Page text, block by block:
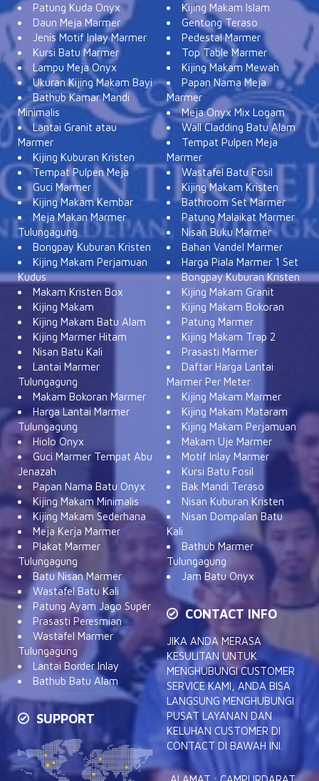
Patung Kuda Onyx
Daun Meja Marmer
Jenis Motif Inlay Marmer
Kursi Batu Marmer
Lampu Meja Onyx
Ukuran Kijing Makam Bayi
Bathub Kamar Mandi
Minimalis
Lantai Granit atau
Marmer
Kijing Kuburan Kristen
Tempat Pulpen Meja
Guci Marmer
Kijing Makam Kembar
Meja Makan Marmer
Tulungagung
Bongpay Kuburan Kristen
Kijing Makam Perjamuan
Kudus
Makam Kristen Box
Kijing Makam
Kijing Makam Batu Alam
Kijing Marmer Hitam
Nisan Batu Kali
Lantai Marmer
Tulungagung
Makam Bokoran Marmer
Harga Lantai Marmer
Tulungagung
Hiolo Onyx
Guci Marmer Tempat Abu
Jenazah
Papan Nama Batu Onyx
Kijing Makam Minimalis
Kijing Makam Sederhana
Meja Kerja Marmer
Plakat Marmer
Tulungagung
Batu Nisan Marmer
Wastafel Batu Kali
Patung Ayam Jago Super
Prasasti Peresmian
Wastafel Marmer
Tulungagung
Lantai Border Inlay
Bathub Batu Alam
SUPPORT
Kijing Makam Islam
Gentong Teraso
Pedestal Marmer
Top Table Marmer
Kijing Makam Mewah
Papan Nama Meja
Marmer
Meja Onyx Mix Logam
Wall Cladding Batu Alam
Tempat Pulpen Meja
Marmer
Wastafel Batu Fosil
Kijing Makam Kristen
Bathroom Set Marmer
Patung Malaikat Marmer
Nisan Buku Marmer
Bahan Vandel Marmer
Harga Piala Marmer 1 Set
Bongpay Kuburan Kristen
Kijing Makam Granit
Kijing Makam Bokoran
Patung Marmer
Kijing Makam Trap 2
Prasasti Marmer
Daftar Harga Lantai
Marmer Per Meter
Kijing Makam Marmer
Kijing Makam Mataram
Kijing Makam Perjamuan
Makam Uje Marmer
Motif Inlay Marmer
Kursi Batu Fosil
Bak Mandi Teraso
Nisan Kuburan Kristen
Nisan Dompalan Batu
Kali
Bathub Marmer
Tulungagung
Jam Batu Onyx
CONTACT INFO
JIKA ANDA MERASA
KESULITAN UNTUK
MENGHUBUNGI CUSTOMER
SERVICE KAMI, ANDA BISA
LANGSUNG MENGHUBUNGI
PUSAT LAYANAN DAN
KELUHAN CUSTOMER DI
CONTACT DI BAWAH INI.